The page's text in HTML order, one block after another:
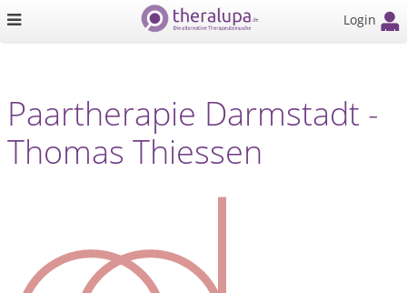
Login
Paartherapie Darmstadt -
Thomas Thiessen